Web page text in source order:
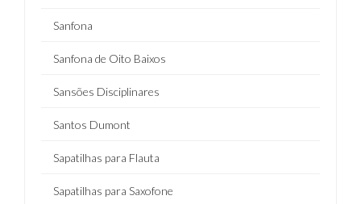
Sanfona
Sanfona de Oito Baixos
Sansões Disciplinares
Santos Dumont
Sapatilhas para Flauta
Sapatilhas para Saxofone